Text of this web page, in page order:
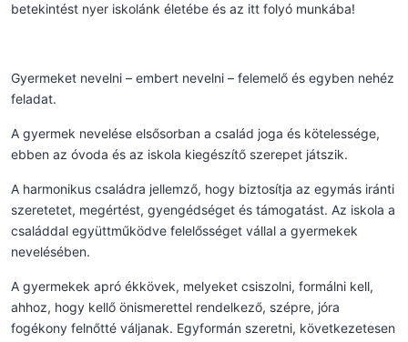
betekintést nyer iskolánk életébe és az itt folyó munkába!
Gyermeket nevelni – embert nevelni – felemelő és egyben nehéz
feladat.
A gyermek nevelése elsősorban a család joga és kötelessége,
ebben az óvoda és az iskola kiegészítő szerepet játszik.
A harmonikus családra jellemző, hogy biztosítja az egymás iránti
szeretetet, megértést, gyengédséget és támogatást. Az iskola a
családdal együttműködve felelősséget vállal a gyermekek
nevelésében.
A gyermekek apró ékkövek, melyeket csiszolni, formálni kell,
ahhoz, hogy kellő önismerettel rendelkező, szépre, jóra
fogékony felnőtté váljanak. Egyformán szeretni, következetesen